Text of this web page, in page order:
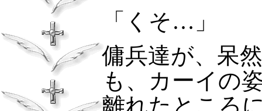
「くそ…」
傭兵達が、呆
も、カーイの
離れたところ